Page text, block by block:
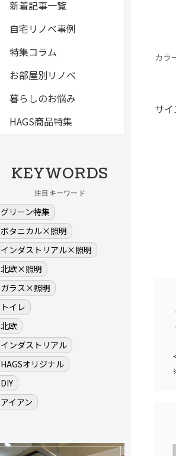
カラ
サ
新着記事一覧
自宅リノベ事例
特集コラム
お部屋別リノベ
暮らしのお悩み
HAGS商品特集
KEYWORDS
注目キーワード
グリーン特集
ボタニカル×照明
インダストリアル×照明
北欧×照明
ガラス×照明
トイレ
北欧
インダストリアル
HAGSオリジナル
DIY
アイアン